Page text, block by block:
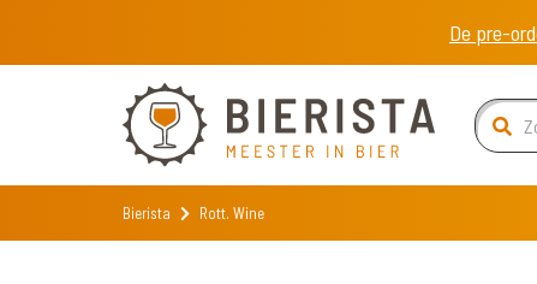
De pre-
Bierista Rott. Wine